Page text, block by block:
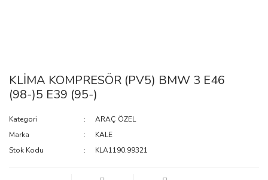
KLİMA KOMPRESÖR (PV5) BMW 3 E46
(98-)5 E39 (95-)
Kategori
ARAÇ ÖZEL
Marka
KALE
Stok Kodu
KLA1190.99321